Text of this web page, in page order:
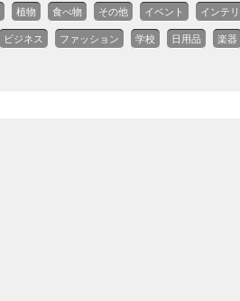
植物 食べ物 その他 イベント インテ
ビジネス ファッション 学校 日用品 楽器